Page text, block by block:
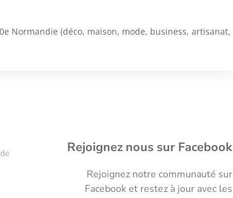
Normandie (déco, maison, mode, business, artisanat,
Rejoignez nous sur Facebook
Rejoignez notre communauté sur
Facebook et restez à jour avec les